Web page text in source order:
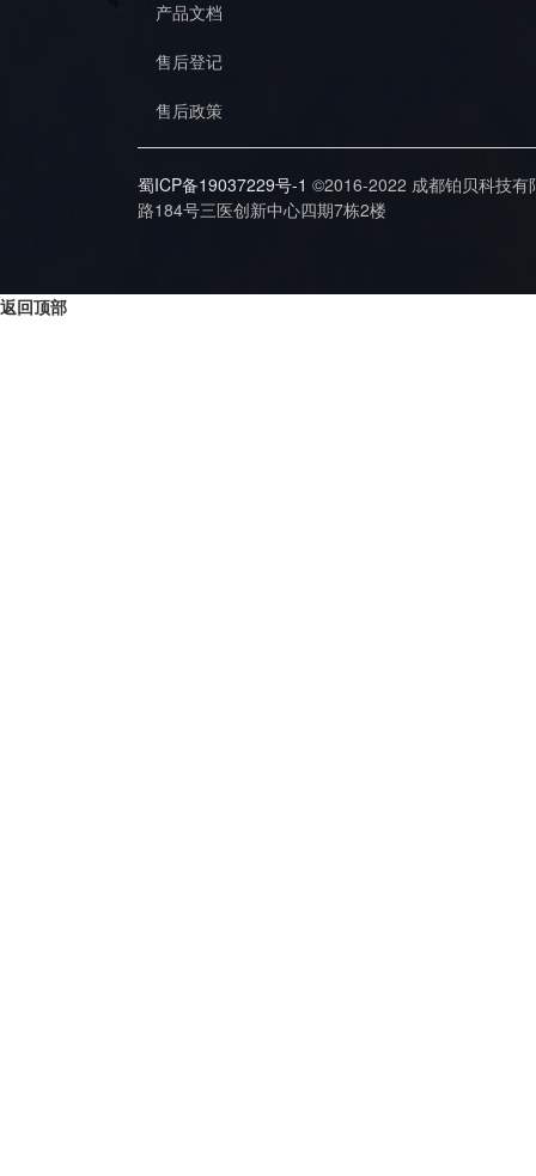
产品文档
售后登记
售后政策
蜀ICP备19037229号-1 ©2016-2022 成都铂贝科技
路184号三医创新中心四期7栋2楼
返回顶部